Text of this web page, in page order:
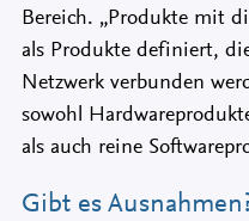
Bereich. „Produkte mit
als Produkte definiert,
Netzwerk verbunden
sowohl
als auch reine
Gibt es